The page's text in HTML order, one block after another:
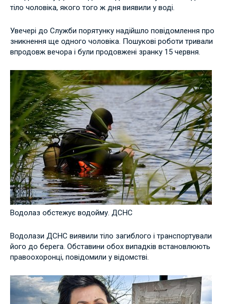
тіло чоловіка, якого того ж дня виявили у воді.
Увечері до Служби порятунку надійшло повідомлення про
зникнення ще одного чоловіка. Пошукові роботи тривали
впродовж вечора і були продовжені зранку 15 червня.
Водолаз обстежує водойму. ДСНС
Водолази ДСНС виявили тіло загиблого і транспортували
його до берега. Обставини обох випадків встановлюють
правоохоронці, повідомили у відомстві.